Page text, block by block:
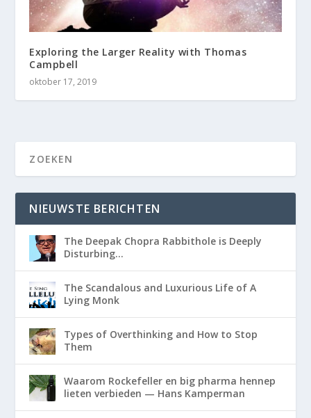
Exploring the Larger Reality with Thomas
Campbell
oktober 17, 2019
NIEUWSTE BERICHTEN
The Deepak Chopra Rabbithole is Deeply
Disturbing…
The Scandalous and Luxurious Life of A
Lying Monk
Types of Overthinking and How to Stop
Them
Waarom Rockefeller en big pharma hennep
lieten verbieden — Hans Kamperman